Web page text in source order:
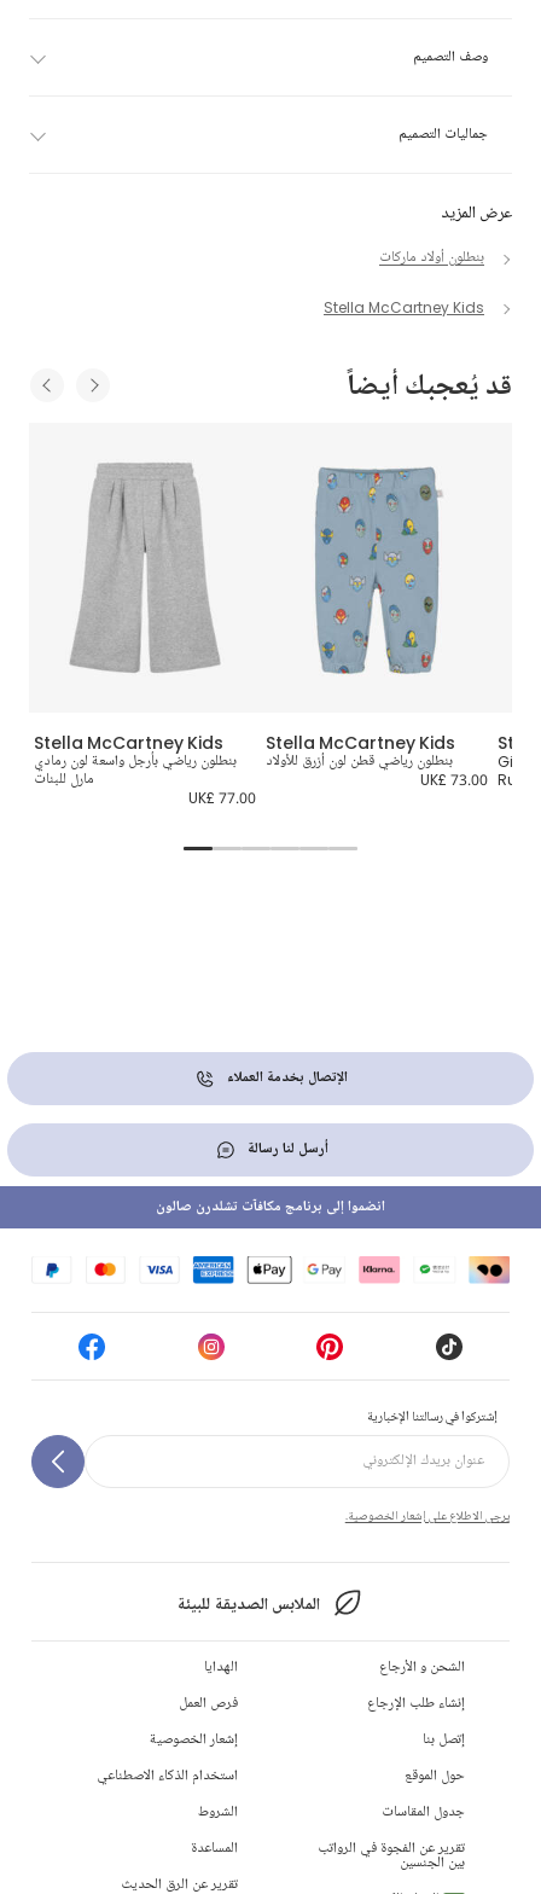
عرض المزيد
بنطلون أولاد ماركات
Stella McCartney Kids
وصف التصميم
جماليات التصميم
قد يُعجبك أيضاً
Stella McCartney Kids
بنطلون رياضي بأرجل واسعة لون رمادي
مارل للبنات
UK£ 77.00
Stella McCartney Kids
بنطلون رياضي قطن لون أزرق للأولاد
UK£ 73.00
Girls
الإتصال بخدمة العملاء
أرسل لنا رسالة
إشتركوا في رسالتنا الإخبارية
يرجى الاطلاع على إشعار الخصوصية.
الملابس الصديقة للبيئة
انضموا إلى برنامج مكافآت تشلدرن صالون
الشحن و الأرجاع
إنشاء طلب الإرجاع
إتصل بنا
حول الموقع
جدول المقاسات
تقرير عن الفجوة في الرواتب
بين الجنسين
الهدايا
فرص العمل
إشعار الخصوصية
استخدام الذكاء الاصطناعي
الشروط
المساعدة
تقرير عن الرق الحديث